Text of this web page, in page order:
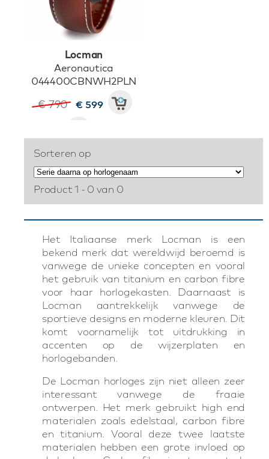
Locman
Aeronautica
044400CBNWH2PLN
€ 790 € 599
Sorteren op
Product 1 - 0 van 0
Het Italiaanse merk Locman is een
bekend merk dat wereldwijd beroemd is
vanwege de unieke concepten en vooral
het gebruik van titanium en carbon fibre
voor haar horlogekasten. Daarnaast is
Locman aantrekkelijk vanwege de
sportieve designs en moderne kleuren. Dit
komt voornamelijk tot uitdrukking in
accenten op de wijzerplaten en
horlogebanden.
De Locman horloges zijn niet alleen zeer
interessant vanwege de fraaie
ontwerpen. Het merk gebruikt high end
materialen zoals edelstaal, carbon fibre
en titanium. Vooral deze twee laatste
materialen hebben een grote invloed op